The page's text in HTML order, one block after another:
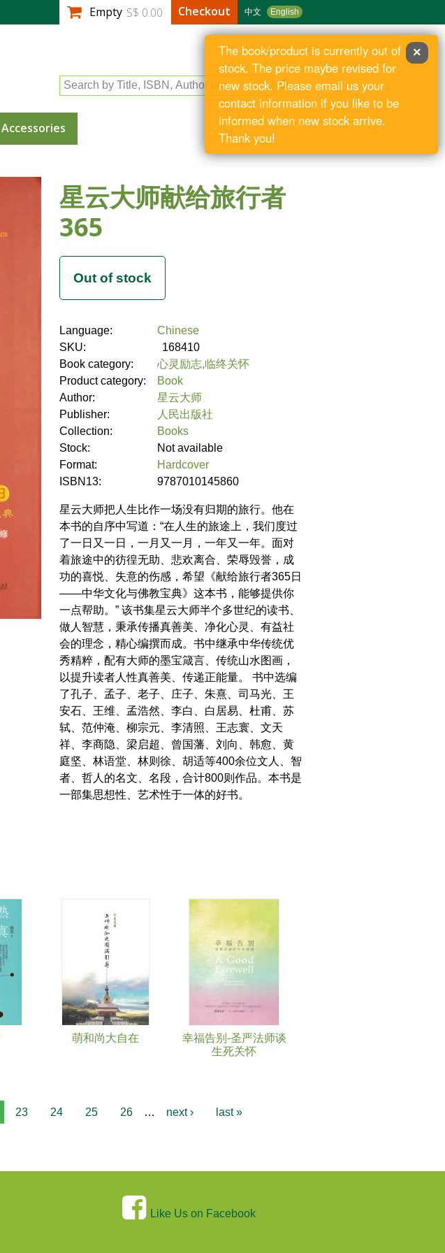
中文 English
Empty S$ 0.00 Checkout
Search by Title, ISBN, Author etc
Accessories
星云大师献给旅行者
365
Language:
Chinese
SKU:
168410
Book category:
心灵励志,临终关怀
Product category:
Book
Author:
星云大师
Publisher:
人民出版社
Collection:
Books
Stock:
Not available
Format:
Hardcover
ISBN13:
9787010145860
星云大师把人生比作一场没有归期的旅行。他在
本书的自序中写道：“在人生的旅途上，我们度过
了一日又一日，一月又一月，一年又一年。面对
着旅途中的彷徨无助、悲欢离合、荣辱毁誉，成
功的喜悦、失意的伤感，希望《献给旅行者365日
——中华文化与佛教宝典》这本书，能够提供你
一点帮助。” 该书集星云大师半个多世纪的读书、
做人智慧，秉承传播真善美、净化心灵、有益社
会的理念，精心编撰而成。书中继承中华传统优
秀精粹，配有大师的墨宝箴言、传统山水图画，
以提升读者人性真善美、传递正能量。 书中选编
了孔子、孟子、老子、庄子、朱熹、司马光、王
安石、王维、孟浩然、李白、白居易、杜甫、苏
轼、范仲淹、柳宗元、李清照、王志寰、文天
祥、李商隐、梁启超、曾国藩、刘向、韩愈、黄
庭坚、林语堂、林则徐、胡适等400余位文人、智
者、哲人的名文、名段，合计800则作品。本书是
一部集思想性、艺术性于一体的好书。
萌和尚大自在
幸福告别-圣严法师谈
生死关怀
23 24 25 26 … next › last »
Like Us on Facebook
×
The book/product is currently out of
stock. The price maybe revised for
new stock. Please email us your
contact information if you like to be
informed when new stock arrive.
Thank you!